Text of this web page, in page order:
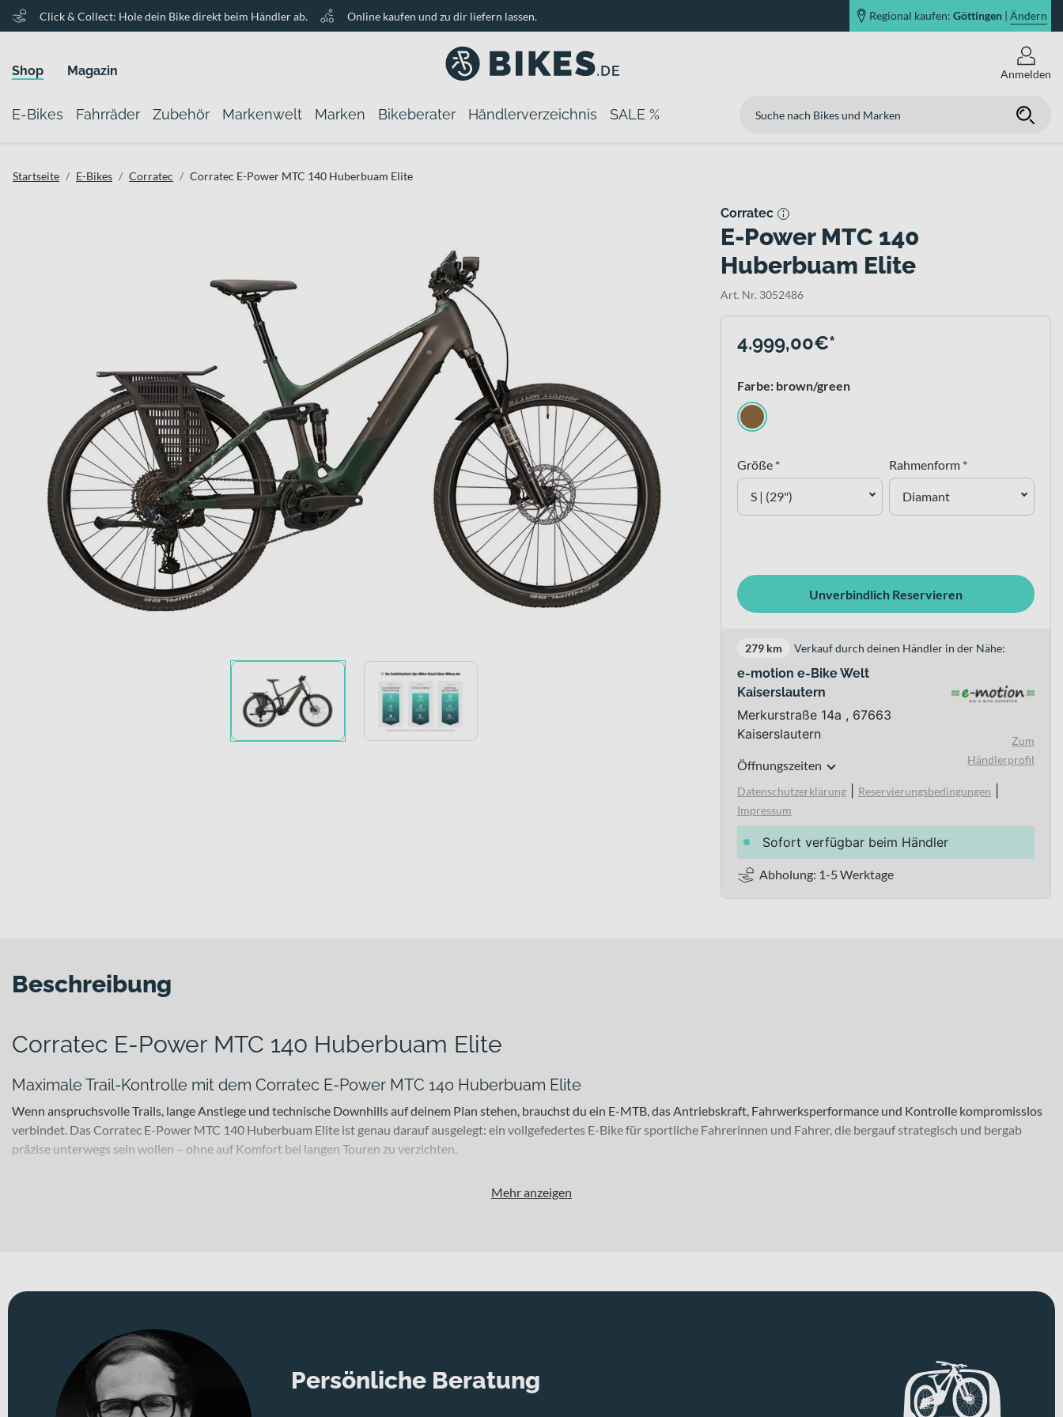
Click & Collect: Hole dein Bike direkt beim Händler ab. Online kaufen und zu dir liefern lassen. Regional kaufen: Göttingen | Ändern
Shop Magazin Anmelden
E-Bikes Fahrräder Zubehör Markenwelt Marken Bikeberater Händlerverzeichnis SALE %
Startseite E-Bikes Corratec Corratec E-Power MTC 140 Huberbuam Elite
Corratec
E-Power MTC 140
Huberbuam Elite
Art. Nr. 3052486
4.999,00€*
Farbe: brown/green
Größe *
S | (29")
Rahmenform *
Diamant
Unverbindlich Reservieren
279 km Verkauf durch deinen Händler in der Nähe:
e-motion e-Bike Welt
Kaiserslautern
Merkurstraße 14a , 67663
Kaiserslautern
Öffnungszeiten
Zum
Händlerprofil
Datenschutzerklärung Reservierungsbedingungen
Impressum
Sofort verfügbar beim Händler
Abholung: 1-5 Werktage
Beschreibung
Corratec E-Power MTC 140 Huberbuam Elite
Maximale Trail-Kontrolle mit dem Corratec E-Power MTC 140 Huberbuam Elite
Wenn anspruchsvolle Trails, lange Anstiege und technische Downhills auf deinem Plan stehen, brauchst du ein E-MTB, das Antriebskraft, Fahrwerksperformance und Kontrolle kompromisslos
verbindet. Das Corratec E-Power MTC 140 Huberbuam Elite ist genau darauf ausgelegt: ein vollgefedertes E-Bike für sportliche Fahrerinnen und Fahrer, die bergauf strategisch und bergab
präzise unterwegs sein wollen – ohne auf Komfort bei langen Touren zu verzichten.
Technisches Konzept und Systemintegration
zum Untergrund und maximale Traktion auf wechselndem Terrain. Die hydraulischen Scheibenbremsen vom Typ TEKTRO HD M535 4 Piston vorne und hinten liefern kraftvolle und gut
dosierbare Bremsperformance – ein klarer Vorteil in steilen Abfahrten. Für zuverlässige Kraftübertragung sorgt die 10-Gang-Kettenschaltung in Verbindung mit der SHIMANO CN-LG500
LINKGLIDE 9/10/11 SPEED Kette. Die SCHWALBE JOHNNY WATTS 60-622 Reifen vorne und hinten verbinden Grip mit effizientem Abrollverhalten. Zusätzlichen Trail-Komfort bietet die
KINDSHOCK RAGEi 30.9 125/150mm WESTY REMOTE Sattelstütze, die du bequem per Remote verstellen kannst.
Mehr anzeigen
Persönliche Beratung